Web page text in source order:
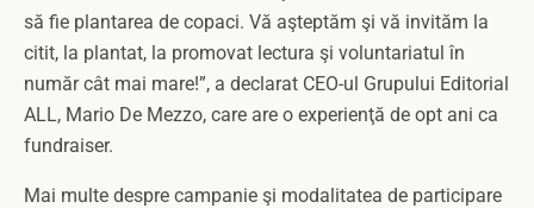
să fie plantarea de copaci. Vă aşteptăm şi vă invităm la
citit, la plantat, la promovat lectura şi voluntariatul în
număr cât mai mare!”, a declarat CEO-ul Grupului Editorial
ALL, Mario De Mezzo, care are o experienţă de opt ani ca
fundraiser.
Mai multe despre campanie şi modalitatea de participare